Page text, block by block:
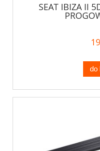
SEAT IBIZA II
do